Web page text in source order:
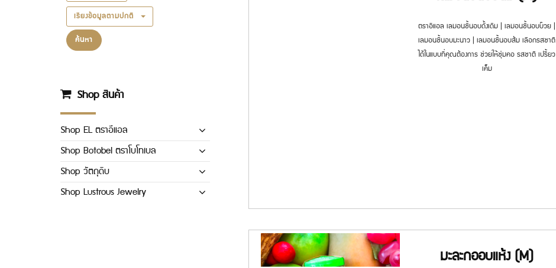
ตราอีแอล เลมอนชิ้นอบดั้งเดิม | เลมอนชิ้นอบบ๊วย |
เลมอนชิ้นอบมะนาว | เลมอนชิ้นอบส้ม เลือกรสชาติ
ได้ในแบบที่คุณต้องการ ช่วยให้ชุ่มคอ รสชาติ เปรี้ยว
เค็ม
มะละกออบแห้ง (M)
เรียงข้อมูลตามปกติ
ค้นหา
Shop สินค้า
Shop EL ตราอีแอล
Shop Botobel ตราโบโทเบล
Shop วัตถุดิบ
Shop Lustrous Jewelry